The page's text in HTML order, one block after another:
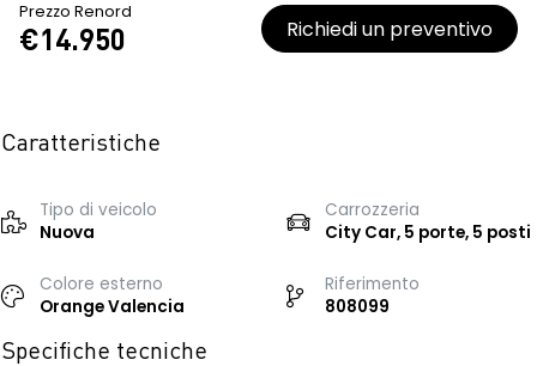
Prezzo Renord
€14.950 Richiedi un preventivo
Caratteristiche
Tipo di veicolo
Nuova
Carrozzeria
City Car, 5 porte, 5 posti
Colore esterno
Orange Valencia
Riferimento
808099
Specifiche tecniche